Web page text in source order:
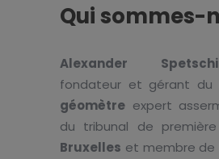
Qui sommes-
Alexander
fondateur et gérant du
géomètre expert
du tribunal de
Bruxelles et membre de